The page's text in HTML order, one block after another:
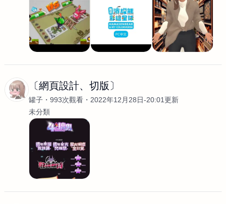
〔網頁設計、切版〕
罐子 993次觀看
2022年12月28日-20:01更新
未分類